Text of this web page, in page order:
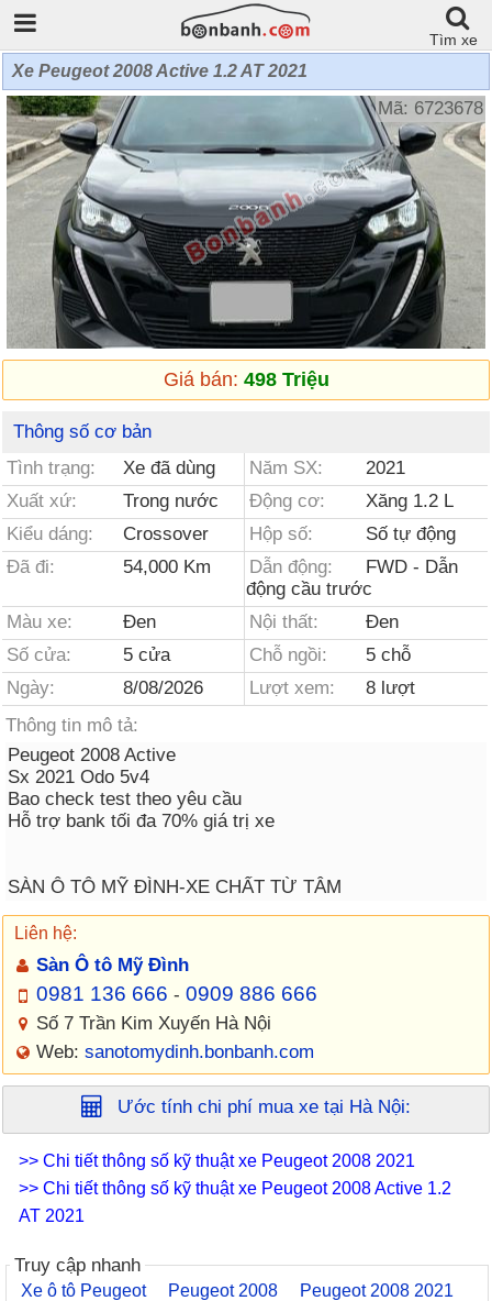
Tìm xe
Xe Peugeot 2008 Active 1.2 AT 2021
Mã: 6723678
Giá bán: 498 Triệu
Thông số cơ bản
Tình trạng:
Xe đã dùng Năm SX:
2021
Xuất xứ:
Trong nước Động cơ:
Xăng 1.2 L
Kiểu dáng:
Crossover Hộp số:
Số tự động
Đã đi:
54,000 Km Dẫn động:
FWD - Dẫn
động cầu trước
Màu xe:
Đen Nội thất:
Đen
Số cửa:
5 cửa Chỗ ngồi:
5 chỗ
Ngày:
8/08/2026 Lượt xem:
8 lượt
Thông tin mô tả:
Peugeot 2008 Active
Sx 2021 Odo 5v4
Bao check test theo yêu cầu
Hỗ trợ bank tối đa 70% giá trị xe
SÀN Ô TÔ MỸ ĐÌNH-XE CHẤT TỪ TÂM
Liên hệ:
Sàn Ô tô Mỹ Đình
0981 136 666 - 0909 886 666
Số 7 Trần Kim Xuyến Hà Nội
Web: sanotomydinh.bonbanh.com
Ước tính chi phí mua xe tại Hà Nội:
>> Chi tiết thông số kỹ thuật xe Peugeot 2008 2021
>> Chi tiết thông số kỹ thuật xe Peugeot 2008 Active 1.2
AT 2021
Truy cập nhanh
Xe ô tô Peugeot Peugeot 2008
Peugeot 2008 2021